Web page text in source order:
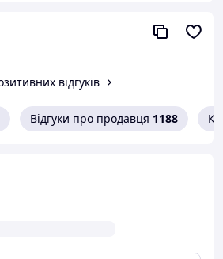
відгуків
Відгуки про продавця 1188